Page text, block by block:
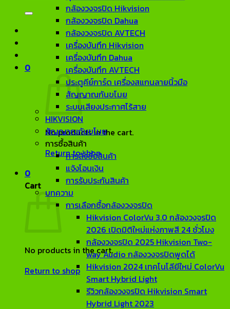
0
No products in the cart.
Return to shop
0
Cart
No products in the cart.
Return to shop
กล้องวงจรปิด Hikvision
กล้องวงจรปิด Dahua
กล้องวงจรปิด AVTECH
เครื่องบันทึก Hikvision
เครื่องบันทึก Dahua
เครื่องบันทึก AVTECH
ประตูคีย์การ์ด เครื่องสแกนลายนิ้วมือ
สัญญาณกันขโมย
ระบบเสียงประกาศไร้สาย
HIKVISION
สัญญาณกันขโมย
การซื้อสินค้า
การสั่งซื้อสินค้า
แจ้งโอนเงิน
การรับประกันสินค้า
บทความ
การเลือกซื้อกล้องวงจรปิด
Hikvision ColorVu 3.0 กล้องวงจรปิด
2026 เปิดมิติใหม่แห่งภาพสี 24 ชั่วโมง
กล้องวงจรปิด 2025 Hikvision Two-
way Audio กล้องวงจรปิดพูดได้
Hikvision 2024 เทคโนโลียีใหม่ ColorVu
Smart Hybrid Light
รีวิวกล้องวงจรปิด Hikvision Smart
Hybrid Light 2023